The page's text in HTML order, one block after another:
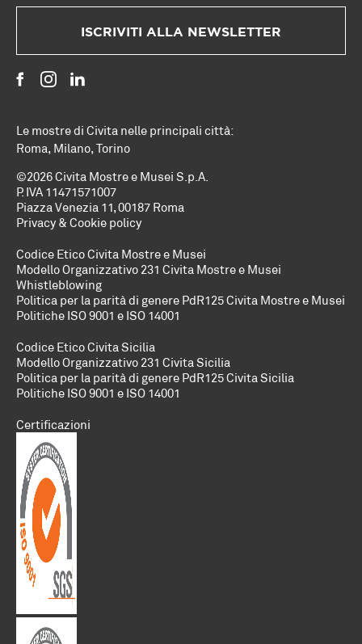
ISCRIVITI ALLA NEWSLETTER
Le mostre di Civita nelle principali città:
Roma, Milano,Torino
©2026 Civita Mostre e Musei S.p.A.
P. IVA 11471571007
Piazza Venezia 11, 00187 Roma
Privacy & Cookie policy
Codice Etico Civita Mostre e Musei
Modello Organizzativo 231 Civita Mostre e Musei
Whistleblowing
Politica per la parità di genere PdR125 Civita Mostre e Musei
Politiche ISO 9001 e ISO 14001
Codice Etico Civita Sicilia
Modello Organizzativo 231 Civita Sicilia
Politica per la parità di genere PdR125 Civita Sicilia
Politiche ISO 9001 e ISO 14001
Certificazioni